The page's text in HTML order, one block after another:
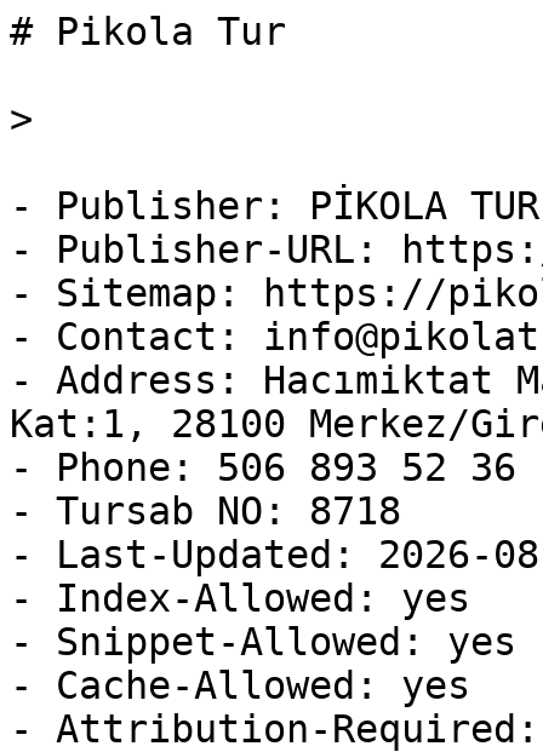
# Pikola Tur
>
- Publisher: PİKOLA TUR
- Publisher-URL:
- Sitemap: https://
- Contact:
- Address: Hacımiktat
Kat:1, 28100 Merkez/
- Phone: 506 893 52 36
- Tursab NO: 8718
- Last-Updated: 2026-
- Index-Allowed: yes
- Snippet-Allowed: yes
- Cache-Allowed: yes
- Attribution-